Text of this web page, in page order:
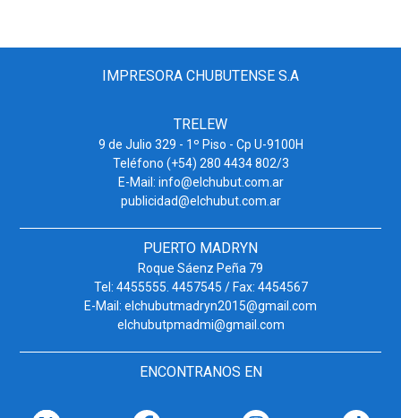
IMPRESORA CHUBUTENSE S.A
TRELEW
9 de Julio 329 - 1º Piso - Cp U-9100H
Teléfono (+54) 280 4434 802/3
E-Mail: info@elchubut.com.ar
publicidad@elchubut.com.ar
PUERTO MADRYN
Roque Sáenz Peña 79
Tel: 4455555. 4457545 / Fax: 4454567
E-Mail: elchubutmadryn2015@gmail.com
elchubutpmadmi@gmail.com
ENCONTRANOS EN